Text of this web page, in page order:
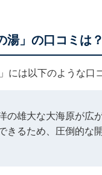
湯」の口コミは？
には以下のような口
の雄大な大海原が広
きるため、圧倒的な